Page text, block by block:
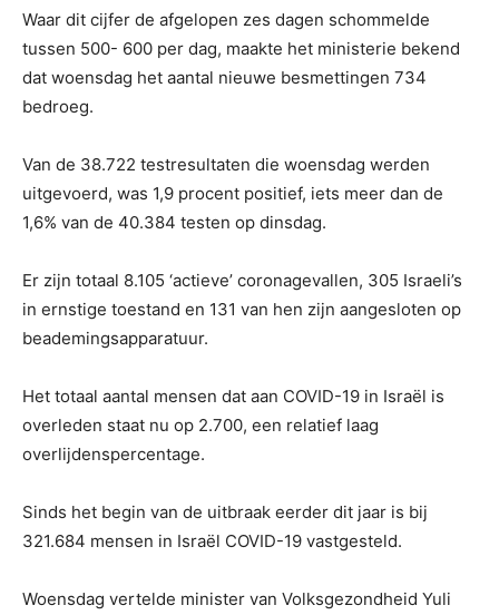
Waar dit cijfer de afgelopen zes dagen schommelde
tussen 500- 600 per dag, maakte het ministerie bekend
dat woensdag het aantal nieuwe besmettingen 734
bedroeg.
Van de 38.722 testresultaten die woensdag werden
uitgevoerd, was 1,9 procent positief, iets meer dan de
1,6% van de 40.384 testen op dinsdag.
Er zijn totaal 8.105 ‘actieve’ coronagevallen, 305 Israeli’s
in ernstige toestand en 131 van hen zijn aangesloten op
beademingsapparatuur.
Het totaal aantal mensen dat aan COVID-19 in Israël is
overleden staat nu op 2.700, een relatief laag
overlijdenspercentage.
Sinds het begin van de uitbraak eerder dit jaar is bij
321.684 mensen in Israël COVID-19 vastgesteld.
Woensdag vertelde minister van Volksgezondheid Yuli